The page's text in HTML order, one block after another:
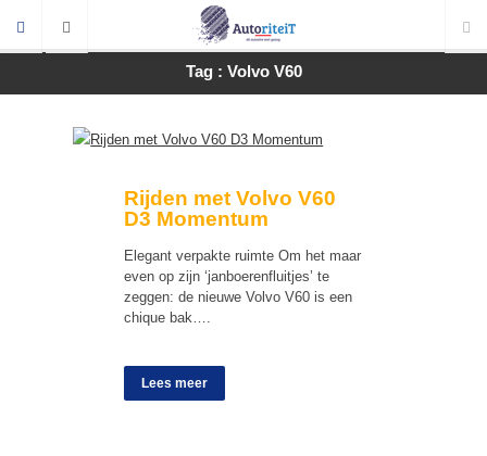
Tag : Volvo V60
Rijden met Volvo V60
D3 Momentum
Elegant verpakte ruimte Om het maar
even op zijn ‘janboerenfluitjes’ te
zeggen: de nieuwe Volvo V60 is een
chique bak….
Lees meer